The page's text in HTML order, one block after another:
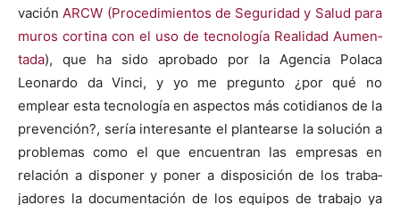
vaciónARCW (Pro­ced­imien­tos de Seguri­dad y Salud para
muros corti­na con el uso de tec­nología Real­i­dad Aumen­
ta­da), que ha sido aproba­do por la Agen­cia Pola­ca
Leonar­do da Vin­ci, y yo me pre­gun­to ¿por qué no
emplear esta tec­nología en aspec­tos más cotid­i­anos de la
pre­ven­ción?, sería intere­sante el plantearse la solu­ción a
prob­le­mas como el que encuen­tran las empre­sas en
relación a dispon­er y pon­er a dis­posi­ción de los tra­ba­
jadores la doc­u­mentación de los equipos de tra­ba­jo ya